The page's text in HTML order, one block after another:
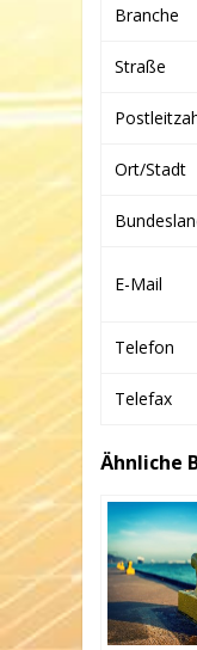
Branche
Straße
Ort/Stadt
E-Mail
Telefon
Telefax
Ähnliche